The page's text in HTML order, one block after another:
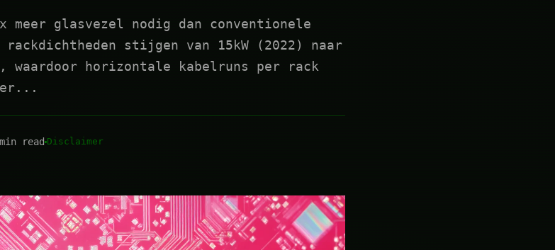
meer glasvezel nodig dan conventionele
stijgen van 15kW (2022) naar
waardoor horizontale kabelruns per rack
read Disclaimer